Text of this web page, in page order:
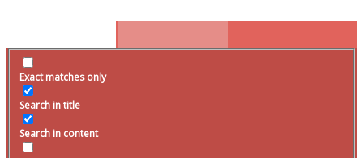
Exact matches only
Search in title
Search in content